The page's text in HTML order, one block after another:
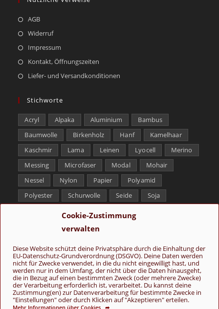
Cookie-Zustimmung
verwalten
Diese Website schützt deine Privatsphäre durch die Einhaltung der
EU-Datenschutz-Grundverordnung (DSGVO). Deine Daten werden
nicht für Zwecke verwendet, in die du nicht eingewilligt hast, und
werden nur in dem Umfang, der nicht über die Daten hinausgeht,
die in Bezug auf einen bestimmten Zweck (oder mehrere Zwecke)
der Verarbeitung erforderlich ist, verarbeitet. Du kannst deine
Zustimmung(en) zur Datenverarbeitung für bestimmte Zwecke in
"Einstellungen" oder durch Klicken auf "Akzeptieren" erteilen.
Mehr Informationen über Cookies ➦
AGB
Widerruf
Impressum
Kontakt, Öffnungszeiten
Liefer- und Versandkonditionen
Stichworte
Acryl Alpaka Aluminium
Bambus
Baumwolle
Birkenholz Hanf
Kamelhaar
Kaschmir
Lama Leinen Lyocell
Merino
Messing
Microfaser Modal
Mohair
Nessel
Nylon Papier
Polyamid
Polyester
Schurwolle Seide
Soja
Tencel
Yak
Folge uns